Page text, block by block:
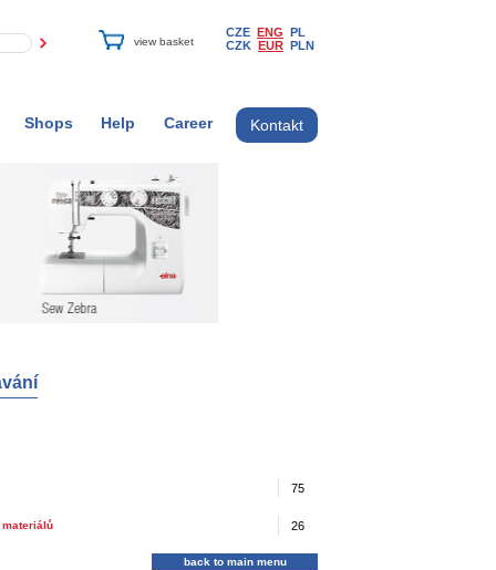
CZE ENG PL
CZK EUR PLN
Shops Help Career Kontakt
75
26
back to main menu